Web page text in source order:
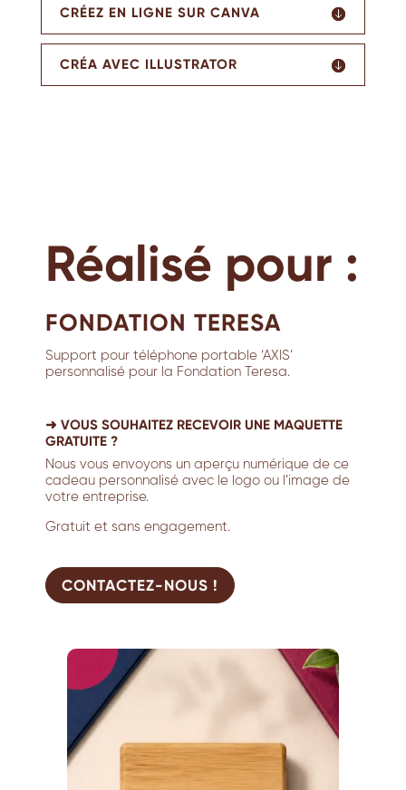
CRÉEZ EN LIGNE SUR CANVA
CRÉA AVEC ILLUSTRATOR
Réalisé pour :
FONDATION TERESA
Support pour téléphone portable ‘AXIS’
personnalisé pour la Fondation Teresa.
➜ VOUS SOUHAITEZ RECEVOIR UNE MAQUETTE
GRATUITE ?
Nous vous envoyons un aperçu numérique de ce
cadeau personnalisé avec le logo ou l’image de
votre entreprise.
Gratuit et sans engagement.
CONTACTEZ-NOUS !